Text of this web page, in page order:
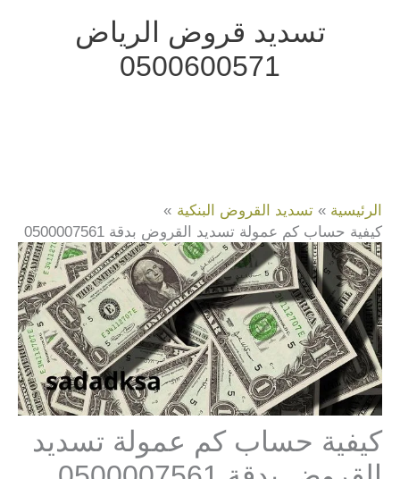
تسديد قروض الرياض
0500600571
الرئيسية
تسديد القروض البنكية
كيفية حساب كم عمولة تسديد القروض بدقة 0500007561
كيفية حساب كم عمولة تسديد